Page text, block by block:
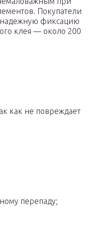
Покупатели
фиксацию
клея — около 200
как не повреждает
перепаду;